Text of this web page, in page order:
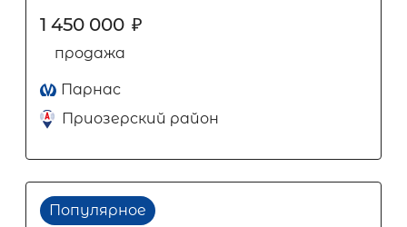
1 450 000 ₽
продажа
Парнас
Приозерский район
Популярное